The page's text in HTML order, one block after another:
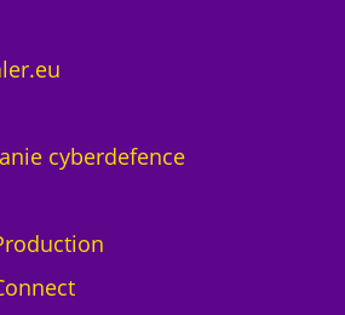
cyberdefence